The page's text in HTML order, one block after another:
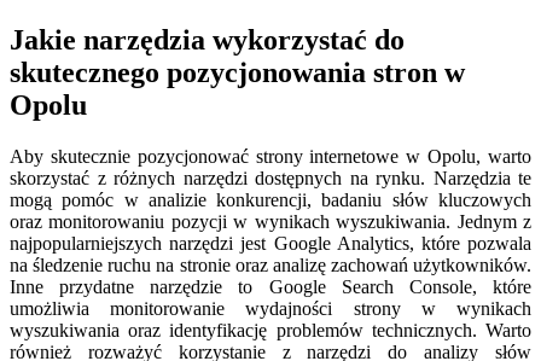
Jakie narzędzia wykorzystać do
skutecznego pozycjonowania stron w
Opolu
Aby skutecznie pozycjonować strony internetowe w Opolu, warto
skorzystać z różnych narzędzi dostępnych na rynku. Narzędzia te
mogą pomóc w analizie konkurencji, badaniu słów kluczowych
oraz monitorowaniu pozycji w wynikach wyszukiwania. Jednym z
najpopularniejszych narzędzi jest Google Analytics, które pozwala
na śledzenie ruchu na stronie oraz analizę zachowań użytkowników.
Inne przydatne narzędzie to Google Search Console, które
umożliwia monitorowanie wydajności strony w wynikach
wyszukiwania oraz identyfikację problemów technicznych. Warto
również rozważyć korzystanie z narzędzi do analizy słów